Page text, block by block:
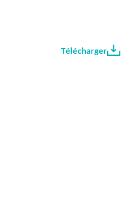
Télécharger